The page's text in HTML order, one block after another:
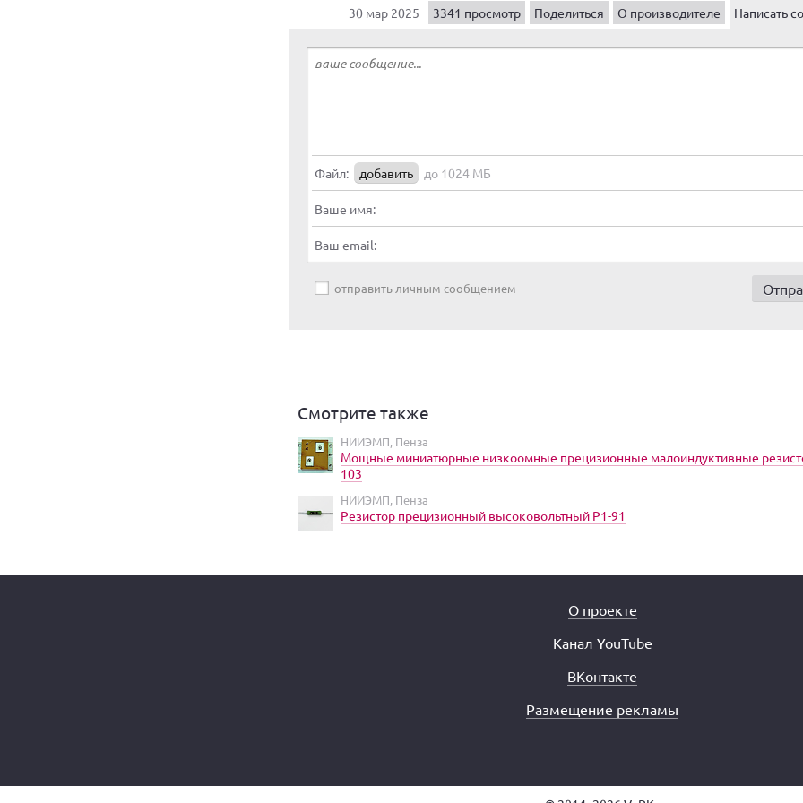
30 мар 2025 3341 просмотр Поделиться О производителе Написать
Файл: добавить до 1024 МБ
Ваше имя:
Ваш email:
отправить личным сообщением
Смотрите также
НИИЭМП, Пенза
Мощные миниатюрные низкоомные прецизионные малоиндуктивные
103
НИИЭМП, Пенза
Резистор прецизионный высоковольтный Р1-91
О проекте
Канал YouTube
ВКонтакте
Размещение рекламы